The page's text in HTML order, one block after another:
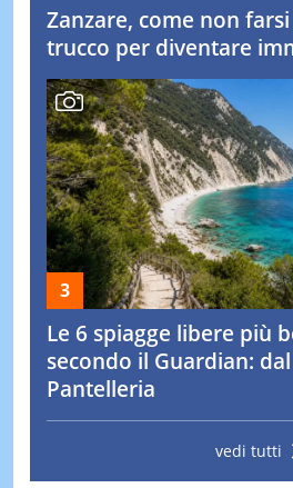
Zanzare, come non
trucco per diventare
Le 6 spiagge libere più
secondo il Guardian:
Pantelleria
vedi tutti